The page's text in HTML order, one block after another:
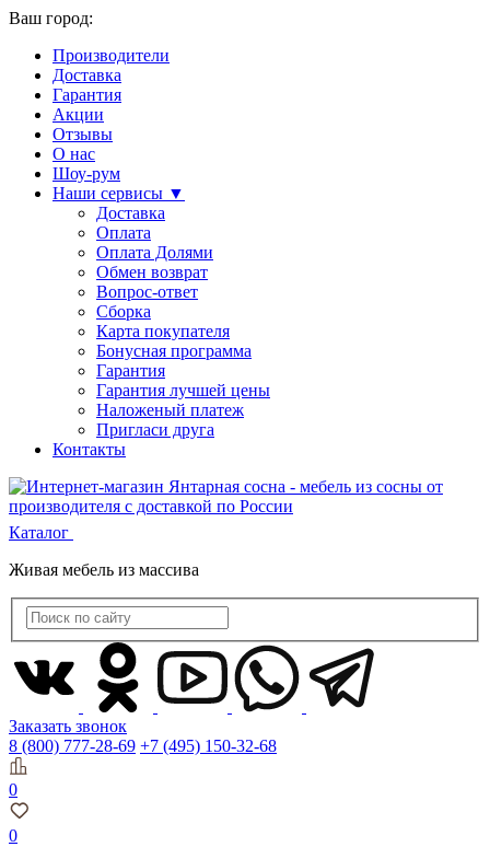
Ваш город:
Производители
Доставка
Гарантия
Акции
Отзывы
О нас
Шоу-рум
Наши сервисы ▼
Доставка
Оплата
Оплата Долями
Обмен возврат
Вопрос-ответ
Сборка
Карта покупателя
Бонусная программа
Гарантия
Гарантия лучшей цены
Наложеный платеж
Пригласи друга
Контакты
Каталог
Живая мебель из массива
Заказать звонок
8 (800) 777-28-69 +7 (495) 150-32-68
0
0